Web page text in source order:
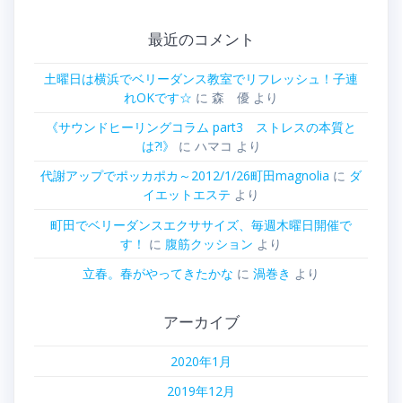
最近のコメント
土曜日は横浜でベリーダンス教室でリフレッシュ！子連
れOKです☆ に 森 優 より
《サウンドヒーリングコラム part3 ストレスの本質と
は?!》
に ハマコ より
代謝アップでポッカポカ～2012/1/26町田magnolia に ダ
イエットエステ より
町田でベリーダンスエクササイズ、毎週木曜日開催で
す！ に 腹筋クッション より
立春。春がやってきたかな に 渦巻き より
アーカイブ
2020年1月
2019年12月